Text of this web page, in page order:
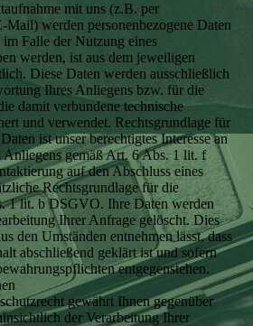
mit uns (z.B. per
werden personenbezogene Daten
Falle der Nutzung eines
werden, ist aus dem jeweiligen
Diese Daten werden ausschließlich
Ihres Anliegens bzw. für die
damit verbundene technische
und verwendet. Rechtsgrundlage für
ist unser berechtigtes Interesse an
Anliegens gemäß Art. 6 Abs. 1 lit. f
auf den Abschluss eines
Rechtsgrundlage für die
1 lit. b DSGVO. Ihre Daten werden
Ihrer Anfrage gelöscht. Dies
den Umständen entnehmen lässt, dass
abschließend geklärt ist und sofern
entgegenstehen.
gewährt Ihnen gegenüber
der Verarbeitung Ihrer